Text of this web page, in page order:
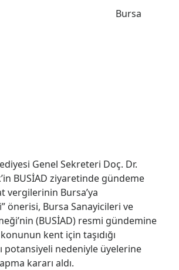
Bursa
Genel Sekreteri Doç. Dr.
BUSİAD ziyaretinde gündeme
vergilerinin Bursa’ya
önerisi, Bursa Sanayicileri ve
(BUSİAD) resmi gündemine
konunun kent için taşıdığı
potansiyeli nedeniyle üyelerine
kararı aldı.